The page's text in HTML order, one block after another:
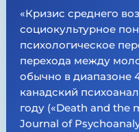
«Кризис среднего
социокультурное
психологическое
перехода между
обычно в диапазоне
канадский
году («Death and the
Journal of